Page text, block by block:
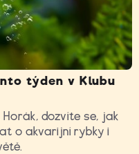
týden v Klubu
dozvíte se, jak
o akvarijní rybky i